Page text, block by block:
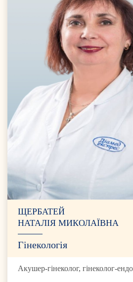
ЩЕРБАТЕЙ
НАТАЛІЯ МИКОЛАЇВНА
Гінекологія
Акушер-гінеколог, гінеколог-